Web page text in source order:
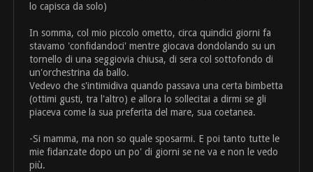
lo capisca da solo)
In somma, col mio piccolo ometto, circa quindici giorni fa
stavamo 'confidandoci' mentre giocava dondolando su un
tornello di una seggiovia chiusa, di sera col sottofondo di
un'orchestrina da ballo.
Vedevo che s'intimidiva quando passava una certa bimbetta
(ottimi gusti, tra l'altro) e allora lo sollecitai a dirmi se gli
piaceva come la sua preferita del mare, sua coetanea.
-Si mamma, ma non so quale sposarmi. E poi tanto tutte le
mie fidanzate dopo un po' di giorni se ne va e non le vedo
più.